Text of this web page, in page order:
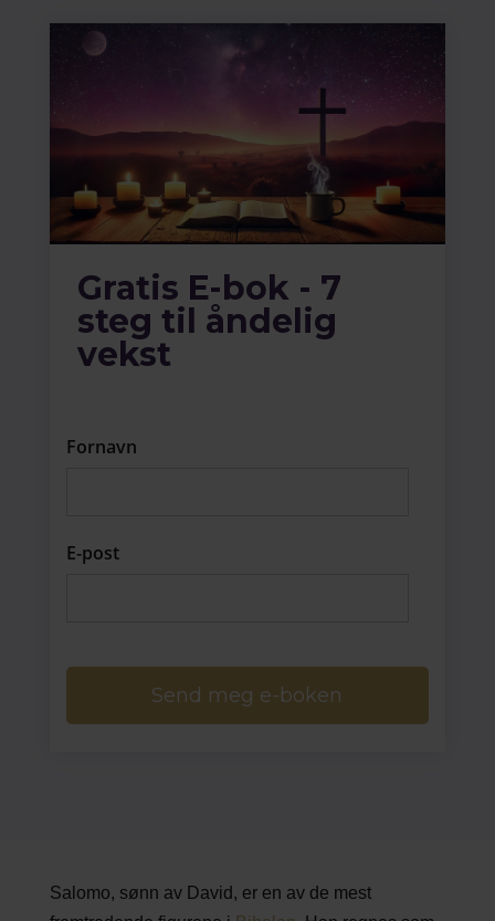
Gratis E-bok - 7
steg til åndelig
vekst
Fornavn
E-post
Send meg e-boken
Salomo, sønn av David, er en av de mest